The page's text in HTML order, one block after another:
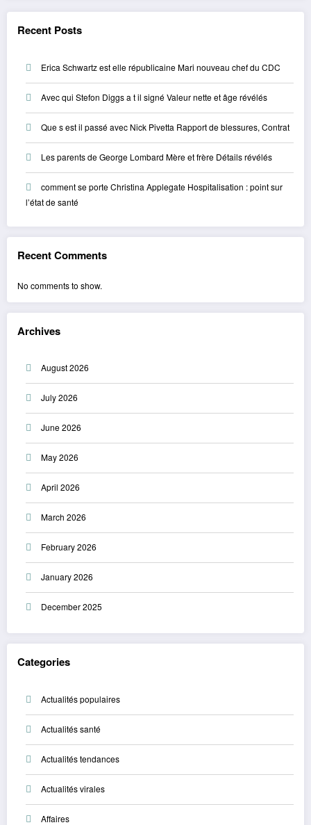
Recent Posts
Erica Schwartz est elle républicaine Mari nouveau chef du CDC
Avec qui Stefon Diggs a t il signé Valeur nette et âge révélés
Que s est il passé avec Nick Pivetta Rapport de blessures, Contrat
Les parents de George Lombard Mère et frère Détails révélés
comment se porte Christina Applegate Hospitalisation : point sur
l’état de santé
Recent Comments
No comments to show.
Archives
August 2026
July 2026
June 2026
May 2026
April 2026
March 2026
February 2026
January 2026
December 2025
Categories
Actualités populaires
Actualités santé
Actualités tendances
Actualités virales
Affaires